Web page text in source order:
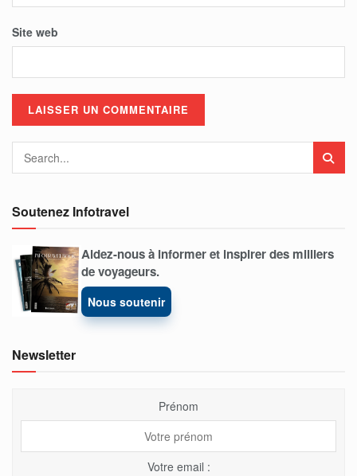
Site web
Soutenez Infotravel
Aidez-nous à informer et inspirer des milliers
de voyageurs.
Nous soutenir
Newsletter
Prénom
Votre email :